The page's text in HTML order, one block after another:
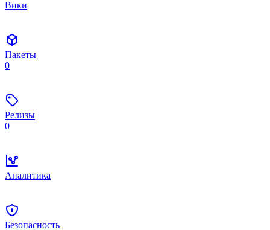
Вики
Пакеты
0
Релизы
0
Аналитика
Безопасность